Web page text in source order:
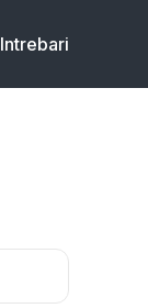
Intrebari